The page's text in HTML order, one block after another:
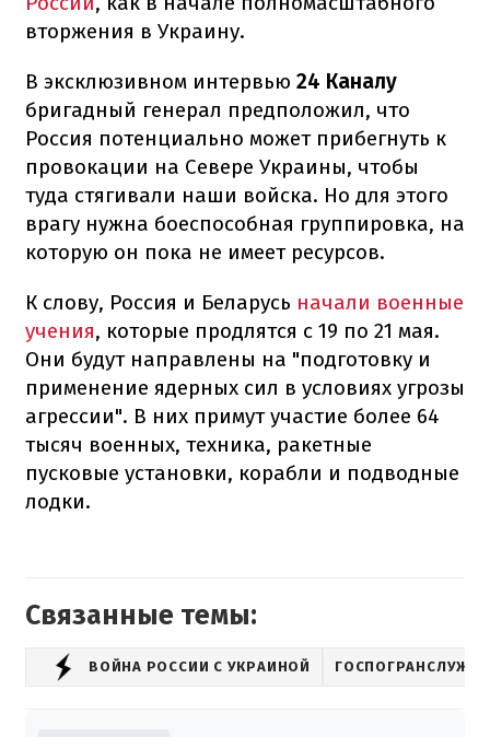
вторжения в Украину.
В эксклюзивном интервью 24 Каналу
бригадный генерал предположил, что
Россия потенциально может прибегнуть к
провокации на Севере Украины, чтобы
туда стягивали наши войска. Но для этого
врагу нужна боеспособная группировка, на
которую он пока не имеет ресурсов.
К слову, Россия и Беларусь начали военные
учения, которые продлятся с 19 по 21 мая.
Они будут направлены на "подготовку и
применение ядерных сил в условиях угрозы
агрессии". В них примут участие более 64
тысяч военных, техника, ракетные
пусковые установки, корабли и подводные
лодки.
Связанные темы:
ВОЙНА РОССИИ С УКРАИНОЙ ГОСПОГРАНСЛУЖБА